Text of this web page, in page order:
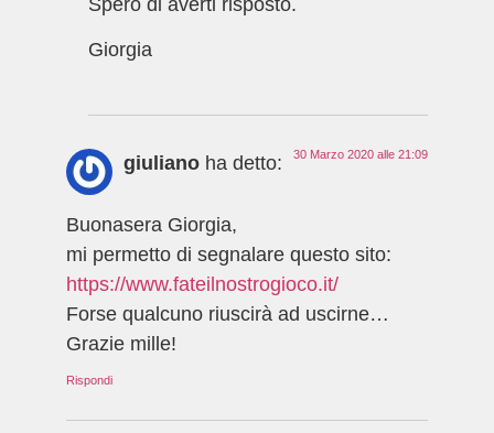
Giorgia
giuliano ha detto: 30 Marzo 2020 alle 21:09
Buonasera Giorgia,
mi permetto di segnalare questo sito:
https://www.fateilnostrogioco.it/
Forse qualcuno riuscirà ad uscirne…
Grazie mille!
Rispondi